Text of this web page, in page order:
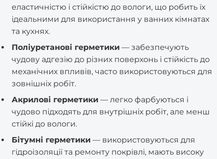
еластичністю і стійкістю до вологи, що робить їх
ідеальними для використання у ванних кімнатах
та кухнях.
Поліуретанові герметики — забезпечують
чудову адгезію до різних поверхонь і стійкість до
механічних впливів, часто використовуються для
зовнішніх робіт.
Акрилові герметики — легко фарбуються і
чудово підходять для внутрішніх робіт, але менш
стійкі до вологи.
Бітумні герметики — використовуються для
гідроізоляції та ремонту покрівлі, мають високу